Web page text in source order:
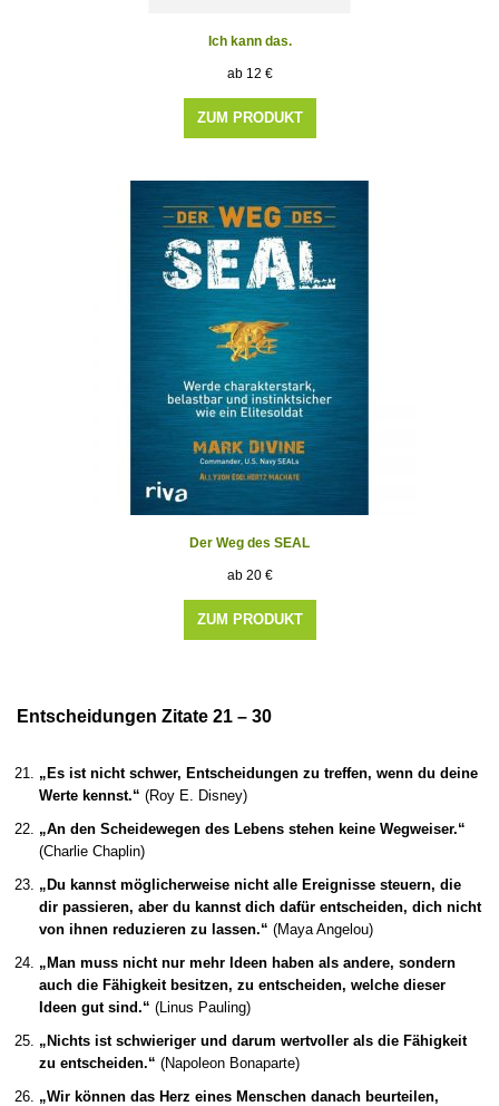
Ich kann das.
12 €
ZUM PRODUKT
Der Weg des SEAL
20 €
ZUM PRODUKT
Entscheidungen Zitate 21 – 30
„Es ist nicht schwer, Entscheidungen zu treffen, wenn du deine
Werte kennst.“ (Roy E. Disney)
„An den Scheidewegen des Lebens stehen keine Wegweiser.“
(Charlie Chaplin)
„Du kannst möglicherweise nicht alle Ereignisse steuern, die
dir passieren, aber du kannst dich dafür entscheiden, dich nicht
von ihnen reduzieren zu lassen.“ (Maya Angelou)
„Man muss nicht nur mehr Ideen haben als andere, sondern
auch die Fähigkeit besitzen, zu entscheiden, welche dieser
Ideen gut sind.“ (Linus Pauling)
„Nichts ist schwieriger und darum wertvoller als die Fähigkeit
zu entscheiden.“ (Napoleon Bonaparte)
„Wir können das Herz eines Menschen danach beurteilen,